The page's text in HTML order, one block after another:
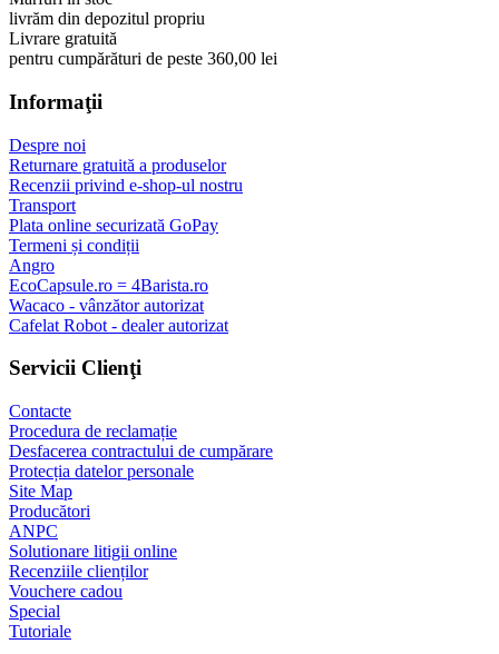
98% pe Compari.ro
sute de clienți au încredere în noi
Distribuitor specializat
vă vom ajuta să alegeți și dupa achiziție
Livrare rapidă
în 2-3 zile lucrătoare
Mărfuri în stoc
livrăm din depozitul propriu
Livrare gratuită
pentru cumpărături de peste 360,00 lei
Informaţii
Despre noi
Returnare gratuită a produselor
Recenzii privind e-shop-ul nostru
Transport
Plata online securizată GoPay
Termeni și condiții
Angro
EcoCapsule.ro = 4Barista.ro
Wacaco - vânzător autorizat
Cafelat Robot - dealer autorizat